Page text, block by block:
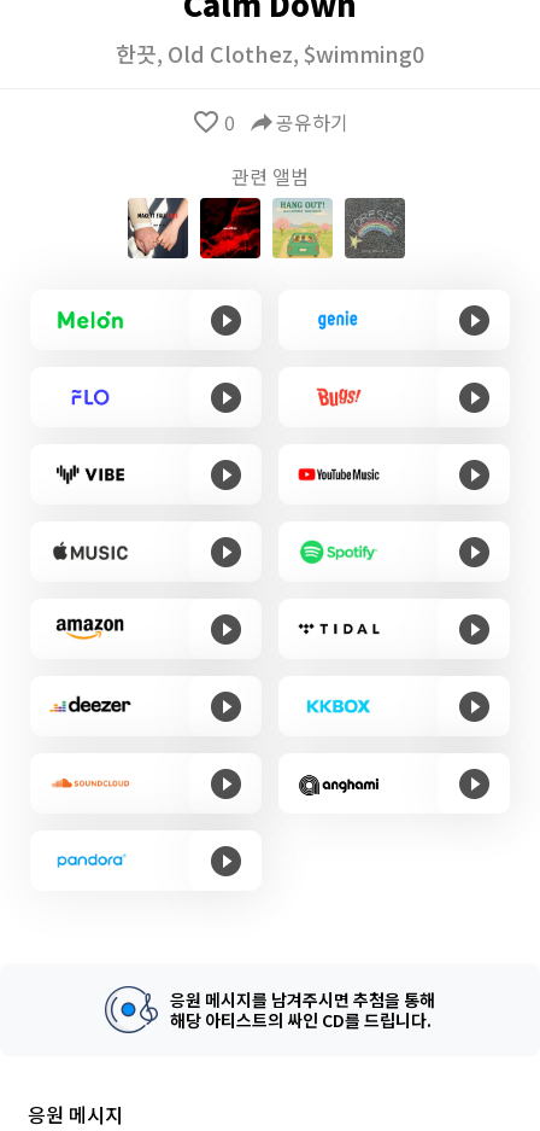
한끗, Old Clothez,$wimming0
favorite_border 0 reply공유하기
관련 앨범
응원 메시지를 남겨주시면 추첨을 통해
해당 아티스트의 싸인 CD를 드립니다.
응원 메시지